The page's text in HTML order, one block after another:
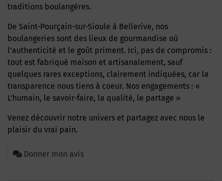
traditions boulangères.
De Saint-Pourçain-sur-Sioule à Bellerive, nos
boulangeries sont des lieux de gourmandise où
l’authenticité et le goût priment. Ici, pas de compromis :
tout est fabriqué maison et artisanalement, sauf
quelques rares exceptions, clairement indiquées, car la
transparence nous tiens à coeur. Nos engagements : «
L’humain, le savoir-faire, la qualité, le partage »
Venez découvrir notre univers et partagez avec nous le
plaisir du vrai pain.
Donner mon avis